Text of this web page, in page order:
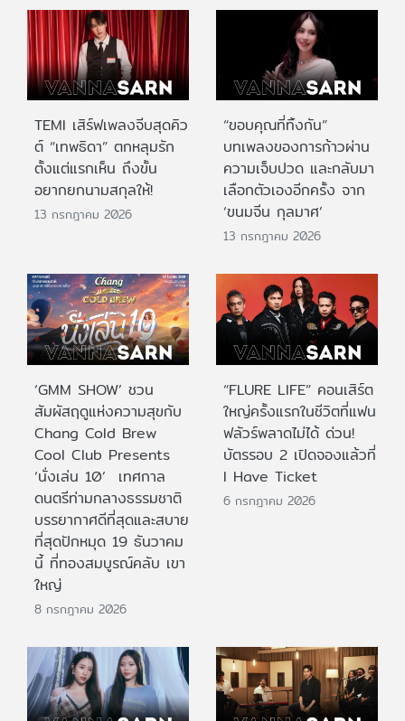
TEMI เสิร์ฟเพลงจีบสุดคิว
ต์ “เทพธิดา” ตกหลุมรัก
ตั้งแต่แรกเห็น ถึงขั้น
อยากยกนามสกุลให้!
13 กรกฎาคม 2026
“ขอบคุณที่ทิ้งกัน”
บทเพลงของการก้าวผ่าน
ความเจ็บปวด และกลับมา
เลือกตัวเองอีกครั้ง จาก
‘ขนมจีน กุลมาศ’
13 กรกฎาคม 2026
‘GMM SHOW’ ชวน
สัมผัสฤดูแห่งความสุขกับ
Chang Cold Brew
Cool Club Presents
‘นั่งเล่น 10’ เทศกาล
ดนตรีท่ามกลางธรรมชาติ
บรรยากาศดีที่สุดและสบาย
ที่สุดปักหมุด 19 ธันวาคม
นี้ ที่ทองสมบูรณ์คลับ เขา
ใหญ่
8 กรกฎาคม 2026
“FLURE LIFE” คอนเสิร์ต
ใหญ่ครั้งแรกในชีวิตที่แฟน
ฟลัวร์พลาดไม่ได้ ด่วน!
บัตรรอบ 2 เปิดจองแล้วที่
I Have Ticket
6 กรกฎาคม 2026